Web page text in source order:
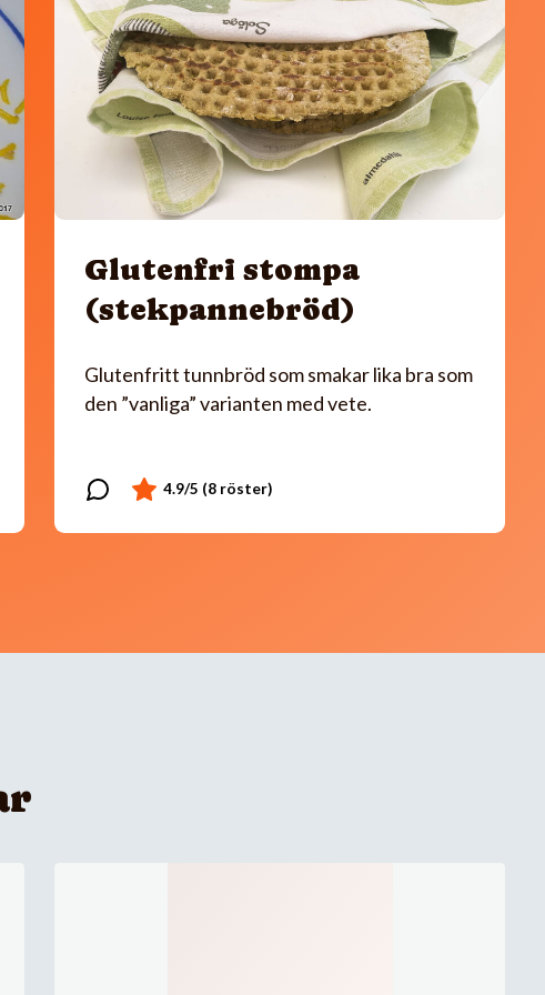
Glutenfri stompa
(stekpannebröd)
Glutenfritt tunnbröd som smakar lika bra som
den ”vanliga” varianten med vete.